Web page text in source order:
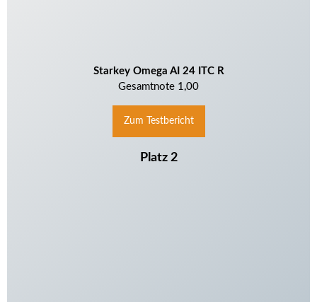
Starkey Omega AI 24 ITC R
Gesamtnote 1,00
Zum Testbericht
Platz 2